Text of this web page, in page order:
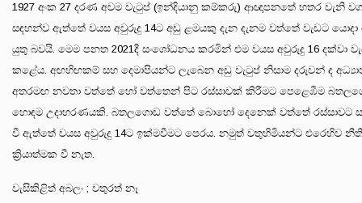
1927 අංක 27 දරණ අවම වැටුප් (ඉන්දියානු කම්කරු) ආඥාපනතේ හතර වැනි
සඳහන්ව ඇත්තේ වයස අවුරුදු 14ට අඩු ළමයකු දැන දැනම වත්තේ වැඩට
යුතු බවයි. මෙම පනත 2021දී සංශෝධනය කරමින් එම වයස අවුරුදු 16 දක්වා
කළේය. අඟහිඟකම් සහ දෙමාපියන්ට ලැබෙන අඩු වැටුප් නිසාම දරුවන් ද
අතරමඟ නවතා වත්තේ හෝ වත්තෙන් පිට රස්සාවක් කිරීමට පෙළෙඹීම
හොඳම උදාහරණයකි. බතලගොඩ වත්තේ බොහෝ දෙනෙක් වත්තේ රස්සාවට
වී ඇත්තේ වයස අවුරුදු 14ට ඉක්මවීමට පෙරය. නමුත් වතුහිමියන්ට එරෙහිව
ක්‍රියාත්මක වී නැත.
වැසිකිළිත් අබලං ; වතුරත් නෑ